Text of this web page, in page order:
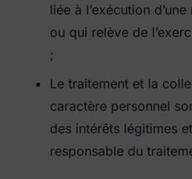
liée à l’exécution
ou qui relève de
;
Le traitement et la
caractère personnel
des intérêts légitimes
responsable du